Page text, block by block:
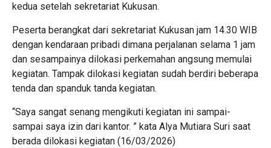
kedua setelah sekretariat Kukusan.
Peserta berangkat dari sekretariat Kukusan jam 14.30 WIB
dengan kendaraan pribadi dimana perjalanan selama 1 jam
dan sesampainya dilokasi perkemahan angsung memulai
kegiatan. Tampak dilokasi kegiatan sudah berdiri beberapa
tenda dan spanduk tanda kegiatan.
“Saya sangat senang mengikuti kegiatan ini sampai-
sampai saya izin dari kantor. ” kata Alya Mutiara Suri saat
berada dilokasi kegiatan (16/03/2026)